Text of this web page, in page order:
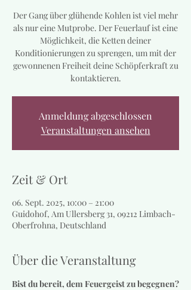
Der Gang über glühende Kohlen ist viel mehr
als nur eine Mutprobe. Der Feuerlauf ist eine
Möglichkeit, die Ketten deiner
Konditionierungen zu sprengen, um mit der
gewonnenen Freiheit deine Schöpferkraft zu
kontaktieren.
Anmeldung abgeschlossen
Veranstaltungen ansehen
Zeit & Ort
06. Sept. 2025, 10:00 – 21:00
Guidohof, Am Ullersberg 31, 09212 Limbach-
Oberfrohna, Deutschland
Über die Veranstaltung
Bist du bereit, dem Feuergeist zu begegnen?